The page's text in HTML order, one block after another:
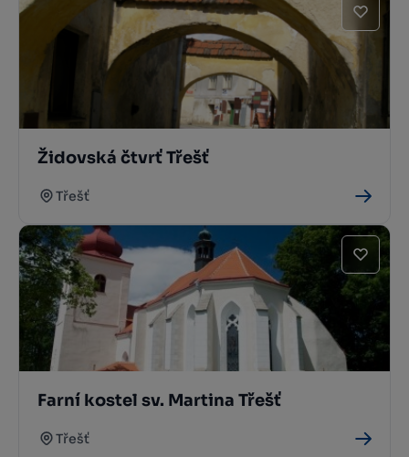
Židovská čtvrť Třešť
Třešť
Farní kostel sv. Martina Třešť
Třešť